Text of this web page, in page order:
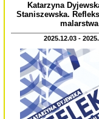
Katarzyna
Staniszewska.
malarstwa
2025.12.03 -